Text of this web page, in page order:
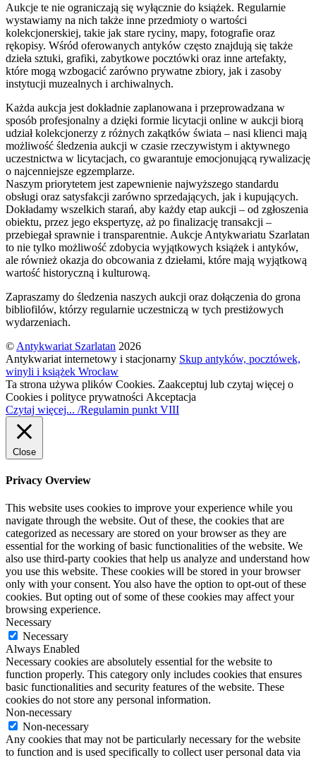
Aukcje te nie ograniczają się wyłącznie do książek. Regularnie
wystawiamy na nich także inne przedmioty o wartości
kolekcjonerskiej, takie jak stare ryciny, mapy, fotografie oraz
rękopisy. Wśród oferowanych antyków często znajdują się także
dzieła sztuki, grafiki, zabytkowe pocztówki oraz inne artefakty,
które mogą wzbogacić zarówno prywatne zbiory, jak i zasoby
instytucji muzealnych i archiwalnych.
Każda aukcja jest dokładnie zaplanowana i przeprowadzana w
sposób profesjonalny a dzięki formie licytacji online w aukcji biorą
udział kolekcjonerzy z różnych zakątków świata – nasi klienci mają
możliwość śledzenia aukcji w czasie rzeczywistym i aktywnego
uczestnictwa w licytacjach, co gwarantuje emocjonującą rywalizację
o najcenniejsze egzemplarze.
Naszym priorytetem jest zapewnienie najwyższego standardu
obsługi oraz satysfakcji zarówno sprzedających, jak i kupujących.
Dokładamy wszelkich starań, aby każdy etap aukcji – od zgłoszenia
obiektu, przez jego ekspertyzę, aż po finalizację transakcji –
przebiegał sprawnie i transparentnie. Aukcje Antykwariatu Szarlatan
to nie tylko możliwość zdobycia wyjątkowych książek i antyków,
ale również okazja do obcowania z dziełami, które mają wyjątkową
wartość historyczną i kulturową.
Zapraszamy do śledzenia naszych aukcji oraz dołączenia do grona
bibliofilów, którzy regularnie uczestniczą w tych prestiżowych
wydarzeniach.
© Antykwariat Szarlatan 2026
Antykwariat internetowy i stacjonarny Skup antyków, pocztówek,
winyli i książek Wrocław
Ta strona używa plików Cookies. Zaakceptuj lub czytaj więcej o
Cookies i polityce prywatności Akceptacja
Czytaj więcej... /Regulamin punkt VIII
Close
Privacy Overview
This website uses cookies to improve your experience while you
navigate through the website. Out of these, the cookies that are
categorized as necessary are stored on your browser as they are
essential for the working of basic functionalities of the website. We
also use third-party cookies that help us analyze and understand how
you use this website. These cookies will be stored in your browser
only with your consent. You also have the option to opt-out of these
cookies. But opting out of some of these cookies may affect your
browsing experience.
Necessary
Necessary
Always Enabled
Necessary cookies are absolutely essential for the website to
function properly. This category only includes cookies that ensures
basic functionalities and security features of the website. These
cookies do not store any personal information.
Non-necessary
Non-necessary
Any cookies that may not be particularly necessary for the website
to function and is used specifically to collect user personal data via